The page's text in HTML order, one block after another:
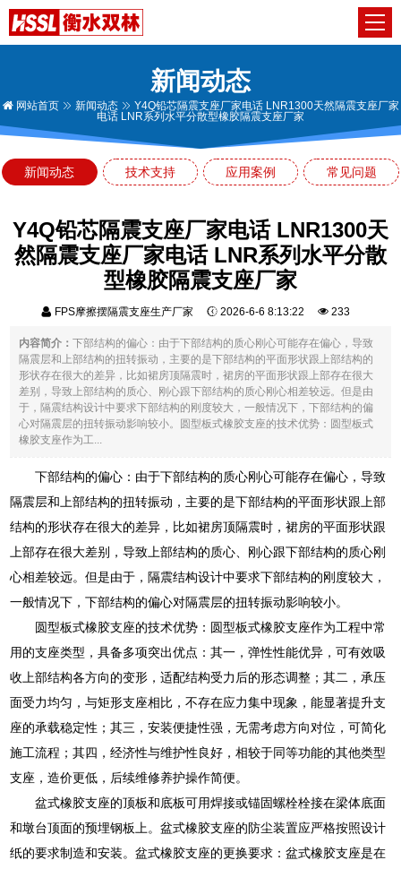
新闻动态
网站首页 新闻动态
Y4Q铅芯隔震支座厂家电话 LNR1300天然隔震支座厂家
电话 LNR系列水平分散型橡胶隔震支座厂家
新闻动态 技术支持 应用案例 常见问题
Y4Q铅芯隔震支座厂家电话 LNR1300天
然隔震支座厂家电话 LNR系列水平分散
型橡胶隔震支座厂家
FPS摩擦摆隔震支座生产厂家 2026-6-6 8:13:22 233
内容简介：下部结构的偏心：由于下部结构的质心刚心可能存在偏心，导致
隔震层和上部结构的扭转振动，主要的是下部结构的平面形状跟上部结构的
形状存在很大的差异，比如裙房顶隔震时，裙房的平面形状跟上部存在很大
差别，导致上部结构的质心、刚心跟下部结构的质心刚心相差较远。但是由
于，隔震结构设计中要求下部结构的刚度较大，一般情况下，下部结构的偏
心对隔震层的扭转振动影响较小。圆型板式橡胶支座的技术优势：圆型板式
橡胶支座作为工...
下部结构的偏心：由于下部结构的质心刚心可能存在偏心，导致
隔震层和上部结构的扭转振动，主要的是下部结构的平面形状跟上部
结构的形状存在很大的差异，比如裙房顶隔震时，裙房的平面形状跟
上部存在很大差别，导致上部结构的质心、刚心跟下部结构的质心刚
心相差较远。但是由于，隔震结构设计中要求下部结构的刚度较大，
一般情况下，下部结构的偏心对隔震层的扭转振动影响较小。
圆型板式橡胶支座的技术优势：圆型板式橡胶支座作为工程中常
用的支座类型，具备多项突出优点：其一，弹性性能优异，可有效吸
收上部结构各方向的变形，适配结构受力后的形态调整；其二，承压
面受力均匀，与矩形支座相比，不存在应力集中现象，能显著提升支
座的承载稳定性；其三，安装便捷性强，无需考虑方向对位，可简化
施工流程；其四，经济性与维护性良好，相较于同等功能的其他类型
支座，造价更低，后续维修养护操作简便。
盆式橡胶支座的顶板和底板可用焊接或锚固螺栓栓接在梁体底面
和墩台顶面的预埋钢板上。盆式橡胶支座的防尘装置应严格按照设计
纸的要求制造和安装。盆式橡胶支座的更换要求：盆式橡胶支座是在